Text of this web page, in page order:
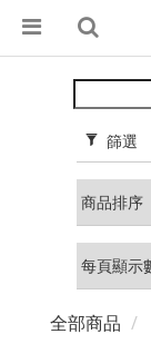
篩選
全部商品